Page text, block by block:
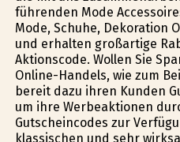
führenden Mode
Mode, Schuhe, Dekoration
und erhalten großartige
Aktionscode. Wollen Sie
Online-Handels, wie zum
bereit dazu ihren Kunden
um ihre Werbeaktionen
Gutscheincodes zur
klassischen und sehr